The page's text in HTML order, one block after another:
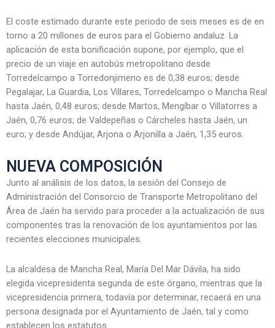
El coste estimado durante este periodo de seis meses es de en
torno a 20 millones de euros para el Gobierno andaluz. La
aplicación de esta bonificación supone, por ejemplo, que el
precio de un viaje en autobús metropolitano desde
Torredelcampo a Torredonjimeno es de 0,38 euros; desde
Pegalajar, La Guardia, Los Villares, Torredelcampo o Mancha Real
hasta Jaén, 0,48 euros; desde Martos, Mengíbar o Villatorres a
Jaén, 0,76 euros; de Valdepeñas o Cárcheles hasta Jaén, un
euro; y desde Andújar, Arjona o Arjonilla a Jaén, 1,35 euros.
NUEVA COMPOSICIÓN
Junto al análisis de los datos, la sesión del Consejo de
Administración del Consorcio de Transporte Metropolitano del
Área de Jaén ha servido para proceder a la actualización de sus
componentes tras la renovación de los ayuntamientos por las
recientes elecciones municipales.
La alcaldesa de Mancha Real, María Del Mar Dávila, ha sido
elegida vicepresidenta segunda de este órgano, mientras que la
vicepresidencia primera, todavía por determinar, recaerá en una
persona designada por el Ayuntamiento de Jaén, tal y como
establecen los estatutos.